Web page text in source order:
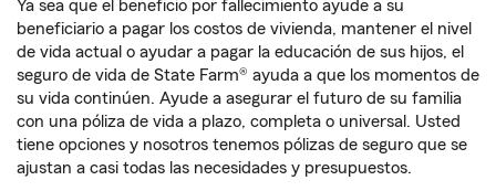
Ya sea que el beneficio por fallecimiento ayude a su
beneficiario a pagar los costos de vivienda, mantener el nivel
de vida actual o ayudar a pagar la educación de sus hijos, el
seguro de vida de State Farm® ayuda a que los momentos de
su vida continúen. Ayude a asegurar el futuro de su familia
con una póliza de vida a plazo, completa o universal. Usted
tiene opciones y nosotros tenemos pólizas de seguro que se
ajustan a casi todas las necesidades y presupuestos.